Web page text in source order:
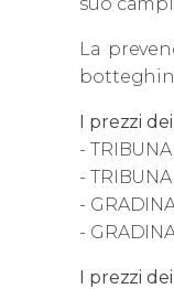
La
I prezzi
-
-
-
-
I prezzi